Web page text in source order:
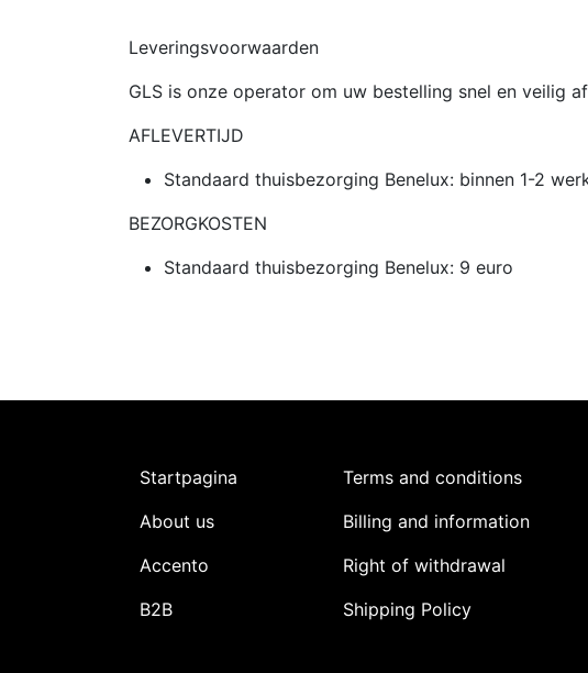
Leveringsvoorwaarden
GLS is onze operator om uw bestelling snel en veilig
AFLEVERTIJD
Standaard thuisbezorging Benelux: binnen 1-2
BEZORGKOSTEN
Standaard thuisbezorging Benelux: 9 euro
Startpagina
About us
Accento
B2B
Terms and conditions
Billing and information
Right of withdrawal
Shipping Policy